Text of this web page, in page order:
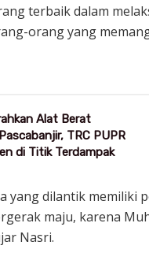
terbaik dalam
orang yang
Alat Berat
TRC PUPR
di Titik Terdampak
yang dilantik memiliki
maju, karena
Nasri.